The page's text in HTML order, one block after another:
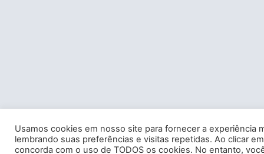
Usamos cookies em nosso site para fornecer a experiência
lembrando suas preferências e visitas repetidas. Ao clicar
concorda com o uso de TODOS os cookies. No entanto,